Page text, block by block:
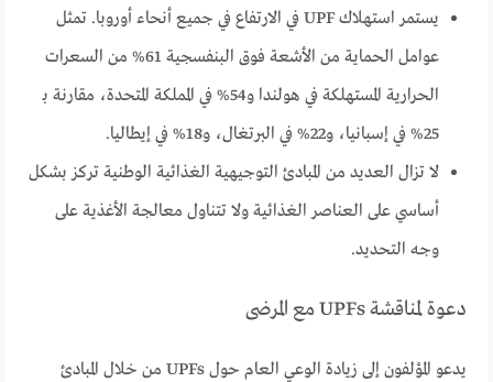
يستمر استهلاك UPF في الارتفاع في جميع أنحاء أوروبا. تمثل
عوامل الحماية من الأشعة فوق البنفسجية 61% من السعرات
الحرارية المستهلكة في هولندا و54% في المملكة المتحدة، مقارنة بـ
25% في إسبانيا، و22% في البرتغال، و18% في إيطاليا.
لا تزال العديد من المبادئ التوجيهية الغذائية الوطنية تركز بشكل
أساسي على العناصر الغذائية ولا تتناول معالجة الأغذية على
وجه التحديد.
دعوة لمناقشة UPFs مع المرضى
يدعو المؤلفون إلى زيادة الوعي العام حول UPFs من خلال المبادئ